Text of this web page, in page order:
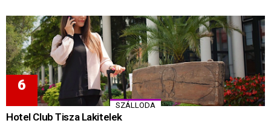
SZÁLLODA
Hotel Club Tisza Lakitelek